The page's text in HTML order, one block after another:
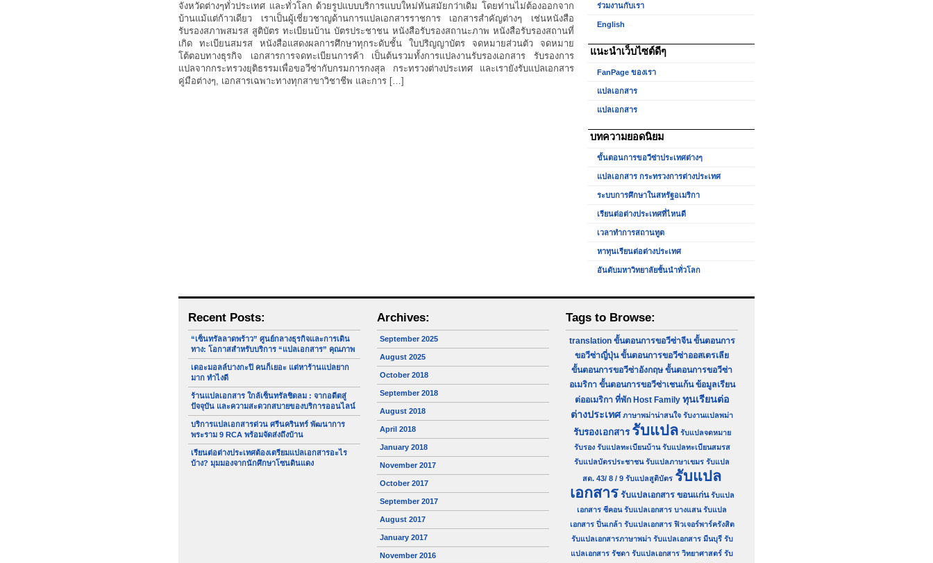
จังหวัดต่างๆทั่วประเทศ และทั่วโลก ด้วยรูปแบบบริการแบบใหม่ทันสมัยกว่าเดิม โดยท่านไม่ต้องออกจาก
บ้านแม้แต่ก้าวเดียว เราเป็นผู้เชี่ยวชาญด้านการแปลเอกสารราชการ เอกสารสำคัญต่างๆ เช่นหนังสือ
รับรองสภาพสมรส สูติบัตร ทะเบียนบ้าน บัตรประชาชน หนังสือรับรองสถานะภาพ หนังสือรับรองสถานที่
เกิด ทะเบียนสมรส หนังสือแสดงผลการศึกษาทุกระดับชั้น ใบปริญญาบัตร จดหมายส่วนตัว จดหมาย
โต้ตอบทางธุรกิจ เอกสารการจดทะเบียนการค้า เป็นต้นรวมทั้งการแปลงานรับรองเอกสาร รับรองการ
แปลจากกระทรวงยุติธรรมเพื่อขอวีซ่ากับกรมการกงสุล กระทรวงต่างประเทศ และเรายังรับแปลเอกสาร
คู่มือต่างๆ, เอกสารเฉพาะทางทุกสาขาวิชาชีพ และการ […]
ร่วมงานกับเรา
English
แนะนำเว็บไซต์ดีๆ
FanPage ของเรา
แปลเอกสาร
แปลเอกสาร
บทความยอดนิยม
ขั้นตอนการขอวีซ่าประเทศต่างๆ
แปลเอกสาร กระทรวงการต่างประเทศ
ระบบการศึกษาในสหรัฐอเมริกา
เรียนต่อต่างประเทศที่ไหนดี
เวลาทำการสถานทูต
หาทุนเรียนต่อต่างประเทศ
อันดับมหาวิทยาลัยชั้นนำทั่วโลก
Recent Posts:
“เซ็นทรัลลาดพร้าว” ศูนย์กลางธุรกิจและการเดิน
ทาง: โอกาสสำหรับบริการ “แปลเอกสาร” คุณภาพ
เดอะมอลล์บางกะปิ คนก็เยอะ แต่หาร้านแปลยาก
มาก ทำไงดี
ร้านแปลเอกสาร ใกล้เซ็นทรัลชิดลม : จากอดีตสู่
ปัจจุบัน และความสะดวกสบายของบริการออนไลน์
บริการแปลเอกสารด่วน ศรีนครินทร์ พัฒนาการ
พระราม 9 RCA พร้อมจัดส่งถึงบ้าน
เรียนต่อต่างประเทศต้องเตรียมแปลเอกสารอะไร
บ้าง? มุมมองจากนักศึกษาโซนดินแดง
Archives:
September 2025
August 2025
October 2018
September 2018
August 2018
April 2018
January 2018
November 2017
October 2017
September 2017
August 2017
January 2017
November 2016
Tags to Browse:
translation ขั้นตอนการขอวีซ่าจีน ขั้นตอนการ
ขอวีซ่าญี่ปุ่น ขั้นตอนการขอวีซ่าออสเตรเลีย
ขั้นตอนการขอวีซ่าอังกฤษ ขั้นตอนการขอวีซ่า
อเมริกา ขั้นตอนการขอวีซ่าเชนเก้น ข้อมูลเรียน
ต่ออเมริกา ที่พัก Host Family ทุนเรียนต่อ
ต่างประเทศ ภาษาพม่าน่าสนใจ รับงานแปลพม่า
รับรองเอกสาร รับแปล รับแปลจดหมาย
รับรอง รับแปลทะเบียนบ้าน รับแปลทะเบียนสมรส
รับแปลบัตรประชาชน รับแปลภาษาเขมร รับแปล
สด. 43/ 8 / 9 รับแปลสูติบัตร รับแปล
เอกสาร รับแปลเอกสาร ขอนแก่น รับแปล
เอกสาร ซีคอน รับแปลเอกสาร บางแสน รับแปล
เอกสาร ปิ่นเกล้า รับแปลเอกสาร ฟิวเจอร์พาร์ครังสิต
รับแปลเอกสารภาษาพม่า รับแปลเอกสาร มีนบุรี รับ
แปลเอกสาร รัชดา รับแปลเอกสาร วิทยาศาสตร์ รับ